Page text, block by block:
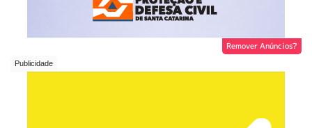
Remover Anúncios?